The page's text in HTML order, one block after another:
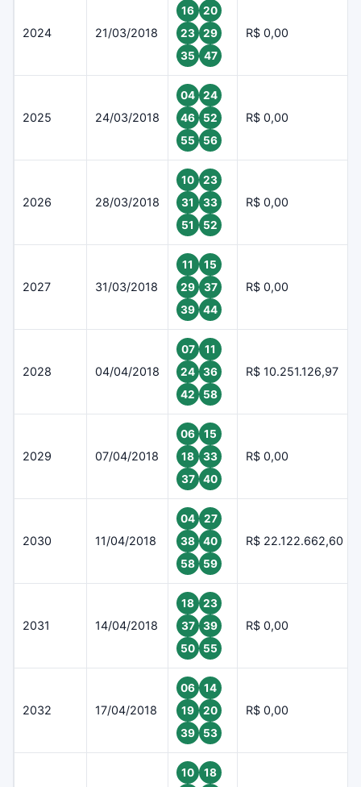
2024 21/03/2018
16
20
23
29
35
47
R$ 0,00
2025 24/03/2018
04
24
46
52
55
56
R$ 0,00
2026 28/03/2018
10
23
31
33
51
52
R$ 0,00
2027 31/03/2018
11
15
29
37
39
44
R$ 0,00
2028 04/04/2018
07
11
24
36
42
58
R$ 10.251.126,97
2029 07/04/2018
06
15
18
33
37
40
R$ 0,00
2030 11/04/2018
04
27
38
40
58
59
R$ 22.122.662,60
2031 14/04/2018
18
23
37
39
50
55
R$ 0,00
2032 17/04/2018
06
14
19
20
39
53
R$ 0,00
10
18